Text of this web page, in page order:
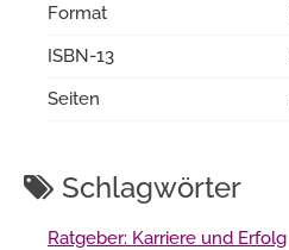
Format
ISBN-13
Seiten
Schlagwörter
Ratgeber: Karriere und Erfolg